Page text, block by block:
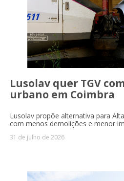
Lusolav quer TGV
urbano em Coimbra
Lusolav propõe alternativa para
com menos demolições e menor
31 de julho de 2026